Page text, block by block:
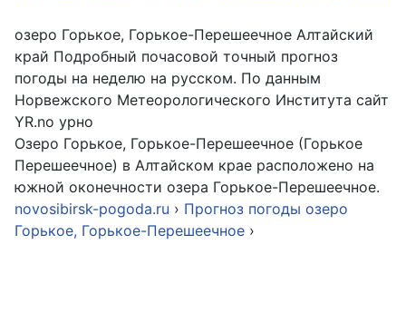
озеро Горькое, Горькое-Перешеечное Алтайский
край Подробный почасовой точный прогноз
погоды на неделю на русском. По данным
Норвежского Метеорологического Института сайт
YR.no урно
Озеро Горькое, Горькое-Перешеечное (Горькое
Перешеечное) в Алтайском крае расположено на
южной оконечности озера Горькое-Перешеечное.
novosibirsk-pogoda.ru › Прогноз погоды озеро
Горькое, Горькое-Перешеечное ›